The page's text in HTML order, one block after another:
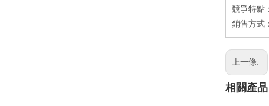
競爭特點
銷售方式
上一條:
相關產品